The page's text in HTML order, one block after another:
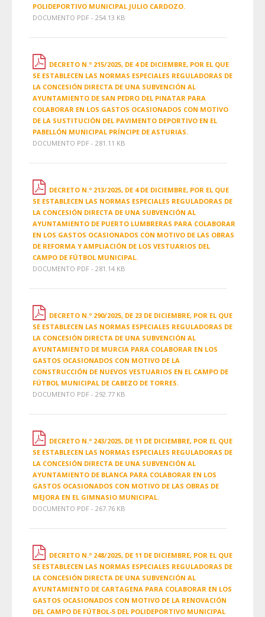
POLIDEPORTIVO MUNICIPAL JULIO CARDOZO.
DOCUMENTO PDF - 254.13 KB
DECRETO N.º 215/2025, DE 4 DE DICIEMBRE, POR EL QUE
SE ESTABLECEN LAS NORMAS ESPECIALES REGULADORAS DE
LA CONCESIÓN DIRECTA DE UNA SUBVENCIÓN AL
AYUNTAMIENTO DE SAN PEDRO DEL PINATAR PARA
COLABORAR EN LOS GASTOS OCASIONADOS CON MOTIVO
DE LA SUSTITUCIÓN DEL PAVIMENTO DEPORTIVO EN EL
PABELLÓN MUNICIPAL PRÍNCIPE DE ASTURIAS.
DOCUMENTO PDF - 281.11 KB
DECRETO N.º 213/2025, DE 4 DE DICIEMBRE, POR EL QUE
SE ESTABLECEN LAS NORMAS ESPECIALES REGULADORAS DE
LA CONCESIÓN DIRECTA DE UNA SUBVENCIÓN AL
AYUNTAMIENTO DE PUERTO LUMBRERAS PARA COLABORAR
EN LOS GASTOS OCASIONADOS CON MOTIVO DE LAS OBRAS
DE REFORMA Y AMPLIACIÓN DE LOS VESTUARIOS DEL
CAMPO DE FÚTBOL MUNICIPAL.
DOCUMENTO PDF - 281.14 KB
DECRETO N.º 290/2025, DE 23 DE DICIEMBRE, POR EL QUE
SE ESTABLECEN LAS NORMAS ESPECIALES REGULADORAS DE
LA CONCESIÓN DIRECTA DE UNA SUBVENCIÓN AL
AYUNTAMIENTO DE MURCIA PARA COLABORAR EN LOS
GASTOS OCASIONADOS CON MOTIVO DE LA
CONSTRUCCIÓN DE NUEVOS VESTUARIOS EN EL CAMPO DE
FÚTBOL MUNICIPAL DE CABEZO DE TORRES.
DOCUMENTO PDF - 292.77 KB
DECRETO N.º 243/2025, DE 11 DE DICIEMBRE, POR EL QUE
SE ESTABLECEN LAS NORMAS ESPECIALES REGULADORAS DE
LA CONCESIÓN DIRECTA DE UNA SUBVENCIÓN AL
AYUNTAMIENTO DE BLANCA PARA COLABORAR EN LOS
GASTOS OCASIONADOS CON MOTIVO DE LAS OBRAS DE
MEJORA EN EL GIMNASIO MUNICIPAL.
DOCUMENTO PDF - 267.76 KB
DECRETO N.º 248/2025, DE 11 DE DICIEMBRE, POR EL QUE
SE ESTABLECEN LAS NORMAS ESPECIALES REGULADORAS DE
LA CONCESIÓN DIRECTA DE UNA SUBVENCIÓN AL
AYUNTAMIENTO DE CARTAGENA PARA COLABORAR EN LOS
GASTOS OCASIONADOS CON MOTIVO DE LA RENOVACIÓN
DEL CAMPO DE FÚTBOL-5 DEL POLIDEPORTIVO MUNICIPAL